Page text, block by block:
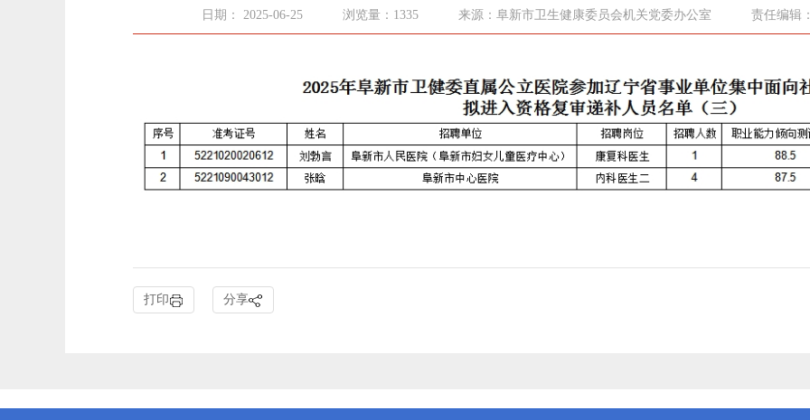
日期： 2025-06-25 浏览量：1335 来源：阜新市卫生健康委员会机关党委办公室 责任编辑
打印 分享